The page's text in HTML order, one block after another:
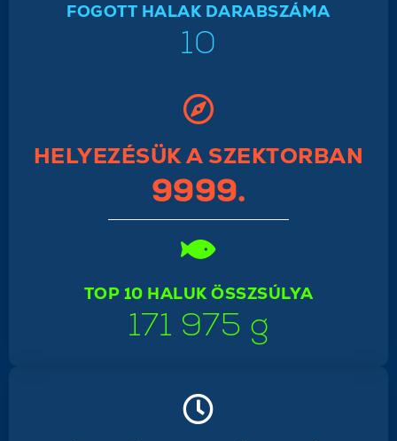
FOGOTT HALAK DARABSZÁMA
10
HELYEZÉSÜK A SZEKTORBAN
9999.
TOP 10 HALUK ÖSSZSÚLYA
171 975 g